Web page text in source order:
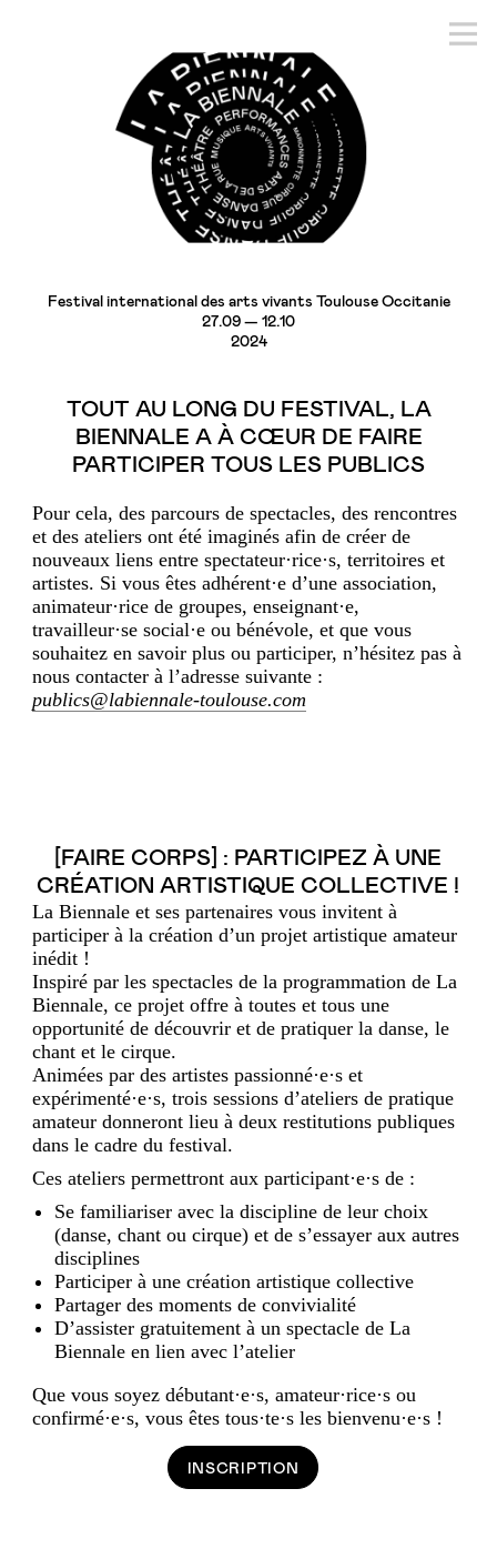
Festival international des arts vivants Toulouse Occitanie
27.09 — 12.10
2024
TOUT AU LONG DU FESTIVAL, LA
BIENNALE A À CŒUR DE FAIRE
PARTICIPER TOUS LES PUBLICS
Pour cela, des parcours de spectacles, des rencontres
et des ateliers ont été imaginés afin de créer de
nouveaux liens entre spectateur·rice·s, territoires et
artistes. Si vous êtes adhérent·e d’une association,
animateur·rice de groupes, enseignant·e,
travailleur·se social·e ou bénévole, et que vous
souhaitez en savoir plus ou participer, n’hésitez pas à
nous contacter à l’adresse suivante :
publics@labiennale-toulouse.com
[FAIRE CORPS] : PARTICIPEZ À UNE
CRÉATION ARTISTIQUE COLLECTIVE !
La Biennale et ses partenaires vous invitent à
participer à la création d’un projet artistique amateur
inédit !
Inspiré par les spectacles de la programmation de La
Biennale, ce projet offre à toutes et tous une
opportunité de découvrir et de pratiquer la danse, le
chant et le cirque.
Animées par des artistes passionné·e·s et
expérimenté·e·s, trois sessions d’ateliers de pratique
amateur donneront lieu à deux restitutions publiques
dans le cadre du festival.
Ces ateliers permettront aux participant·e·s de :
Se familiariser avec la discipline de leur choix
(danse, chant ou cirque) et de s’essayer aux autres
disciplines
Participer à une création artistique collective
Partager des moments de convivialité
D’assister gratuitement à un spectacle de La
Biennale en lien avec l’atelier
Que vous soyez débutant·e·s, amateur·rice·s ou
confirmé·e·s, vous êtes tous·te·s les bienvenu·e·s !
INSCRIPTION